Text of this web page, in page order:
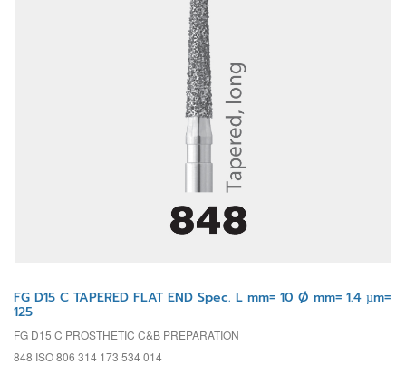
FG D15 C TAPERED FLAT END Spec. L mm= 10 Ø mm= 1.4 µm=
125
FG D15 C PROSTHETIC C&B PREPARATION
848 ISO 806 314 173 534 014